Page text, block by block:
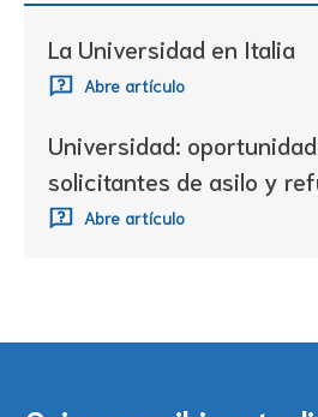
La Universidad en Italia
Abre artículo
Universidad:
solicitantes de asilo y
Abre artículo